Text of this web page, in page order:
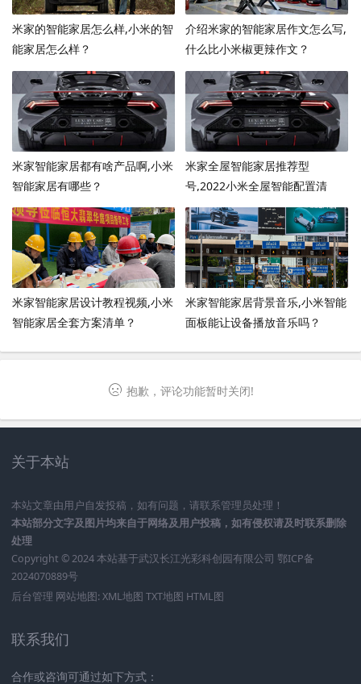
米家的智能家居怎么样,小米的智
能家居怎么样？
介绍米家的智能家居作文怎么写,
什么比小米椒更辣作文？
米家智能家居都有啥产品啊,小米
智能家居有哪些？
米家全屋智能家居推荐型
号,2022小米全屋智能配置清
单？
米家智能家居设计教程视频,小米
智能家居全套方案清单？
米家智能家居背景音乐,小米智能
面板能让设备播放音乐吗？
抱歉，评论功能暂时关闭!
关于本站
本站文章由用户自发投稿，如有问题，请联系管理员处理！
本站部分文字及图片均来自于网络及用户投稿，如有侵权请及时联系删除
处理
Copyright © 2024 本站基于武汉长江光彩科创园有限公司 鄂ICP备
2024070889号
后台管理 网站地图: XML地图 TXT地图 HTML图
联系我们
合作或咨询可通过如下方式：